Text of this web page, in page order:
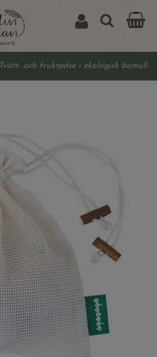
Tvätt- och fruktpåse i ekologisk bomull